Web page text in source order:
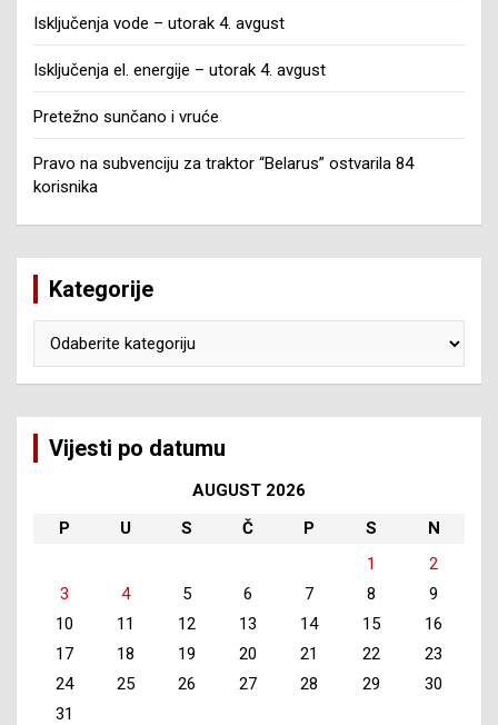
Isključenja vode – utorak 4. avgust
Isključenja el. energije – utorak 4. avgust
Pretežno sunčano i vruće
Pravo na subvenciju za traktor “Belarus” ostvarila 84
korisnika
Kategorije
Vijesti po datumu
AUGUST 2026
P
U S Č P S
N
1
2
3
4 5 6 7 8
9
10
11 12 13 14 15
16
17
18 19 20 21 22
23
24
25 26 27 28 29
30
31